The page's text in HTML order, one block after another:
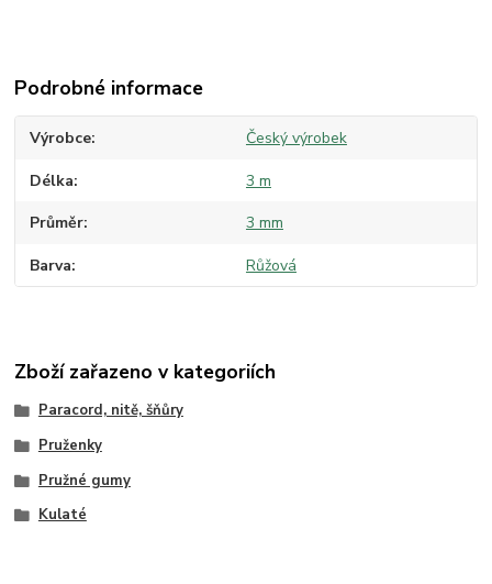
Podrobné informace
Výrobce Český výrobek
Délka 3 m
Průměr 3 mm
Barva Růžová
Zboží zařazeno v kategoriích
Paracord, nitě, šňůry
Pruženky
Pružné gumy
Kulaté